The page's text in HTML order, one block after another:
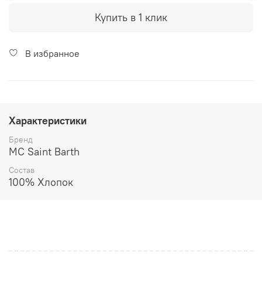
Купить в 1 клик
В избранное
Характеристики
Бренд
MC Saint Barth
Состав
100% Хлопок